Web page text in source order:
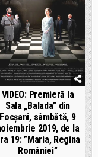
VIDEO: Premieră la
Sala „Balada” din
Focșani, sâmbătă, 9
2019, de la
19: ”Maria, Regina
României”